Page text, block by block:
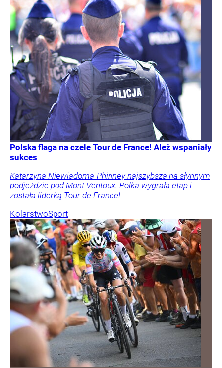
Polska flaga na czele Tour de France! Ależ wspaniały
sukces
Katarzyna Niewiadoma-Phinney najszybsza na słynnym
podjeździe pod Mont Ventoux. Polka wygrała etap i
została liderką Tour de France!
KolarstwoSport